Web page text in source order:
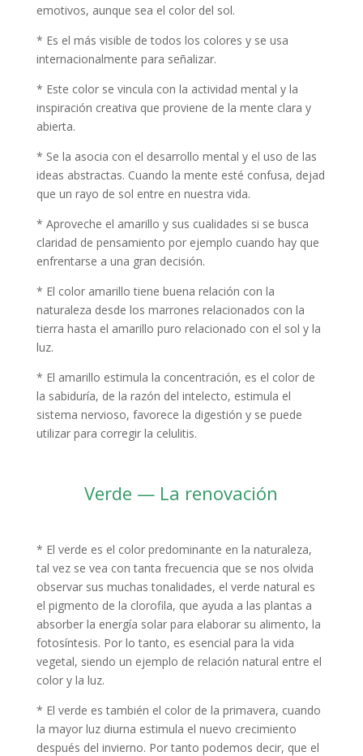
emotivos, aunque sea el color del sol.
* Es el más visible de todos los colores y se usa
internacionalmente para señalizar.
* Este color se vincula con la actividad mental y la
inspiración creativa que proviene de la mente clara y
abierta.
* Se la asocia con el desarrollo mental y el uso de las
ideas abstractas. Cuando la mente esté confusa, dejad
que un rayo de sol entre en nuestra vida.
* Aproveche el amarillo y sus cualidades si se busca
claridad de pensamiento por ejemplo cuando hay que
enfrentarse a una gran decisión.
* El color amarillo tiene buena relación con la
naturaleza desde los marrones relacionados con la
tierra hasta el amarillo puro relacionado con el sol y la
luz.
* El amarillo estimula la concentración, es el color de
la sabiduría, de la razón del intelecto, estimula el
sistema nervioso, favorece la digestión y se puede
utilizar para corregir la celulitis.
Verde — La renovación
* El verde es el color predominante en la naturaleza,
tal vez se vea con tanta frecuencia que se nos olvida
observar sus muchas tonalidades, el verde natural es
el pigmento de la clorofila, que ayuda a las plantas a
absorber la energía solar para elaborar su alimento, la
fotosíntesis. Por lo tanto, es esencial para la vida
vegetal, siendo un ejemplo de relación natural entre el
color y la luz.
* El verde es también el color de la primavera, cuando
la mayor luz diurna estimula el nuevo crecimiento
después del invierno. Por tanto podemos decir, que el